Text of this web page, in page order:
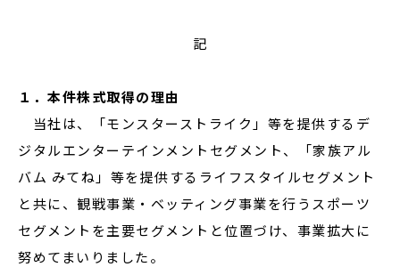
記
１．本件株式取得の理由
当社は、「モンスターストライク」等を提供するデ
ジタルエンターテインメントセグメント、「家族アル
バム みてね」等を提供するライフスタイルセグメント
と共に、観戦事業・ベッティング事業を行うスポーツ
セグメントを主要セグメントと位置づけ、事業拡大に
努めてまいりました。